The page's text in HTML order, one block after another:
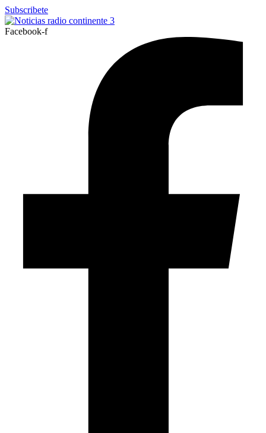
Ir
al
contenido
Subscribete
Facebook-f